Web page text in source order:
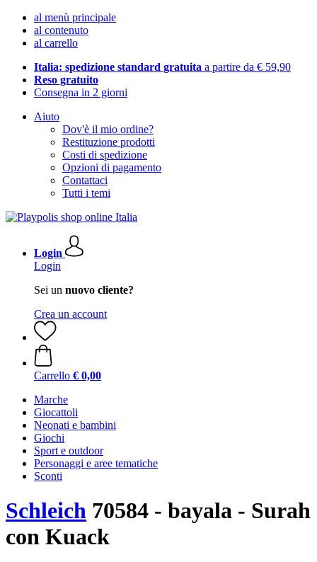
al menù principale
al contenuto
al carrello
Italia: spedizione standard gratuita a partire da € 59,90
Reso gratuito
Consegna in 2 giorni
Aiuto
Dov'è il mio ordine?
Restituzione prodotti
Costi di spedizione
Opzioni di pagamento
Contattaci
Tutti i temi
Login
Login
Sei un nuovo cliente?
Crea un account
Carrello € 0,00
Marche
Giocattoli
Neonati e bambini
Giochi
Sport e outdoor
Personaggi e aree tematiche
Sconti
Schleich 70584 - bayala - Surah
con Kuack